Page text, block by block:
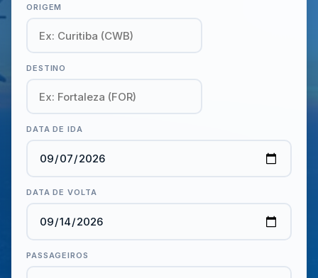
ORIGEM
DESTINO
DATA DE IDA
DATA DE VOLTA
PASSAGEIROS